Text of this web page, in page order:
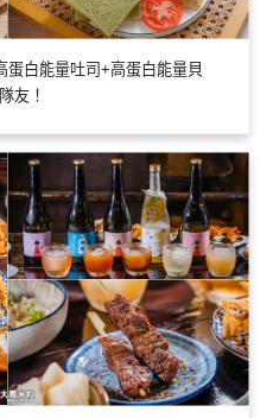
白能量吐司+高蛋白能量貝
友！